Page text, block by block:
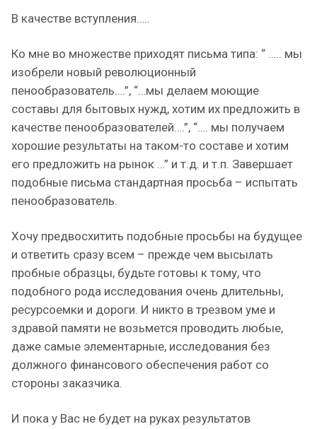
В качестве вступления…..
Ко мне во множестве приходят письма типа: “ ….. мы
изобрели новый революционный
пенообразователь….”, “…мы делаем моющие
составы для бытовых нужд, хотим их предложить в
качестве пенообразователей….”, “…. мы получаем
хорошие результаты на таком-то составе и хотим
его предложить на рынок …” и т.д. и т.п. Завершает
подобные письма стандартная просьба – испытать
пенообразователь.
Хочу предвосхитить подобные просьбы на будущее
и ответить сразу всем – прежде чем высылать
пробные образцы, будьте готовы к тому, что
подобного рода исследования очень длительны,
ресурсоемки и дороги. И никто в трезвом уме и
здравой памяти не возьмется проводить любые,
даже самые элементарные, исследования без
должного финансового обеспечения работ со
стороны заказчика.
И пока у Вас не будет на руках результатов